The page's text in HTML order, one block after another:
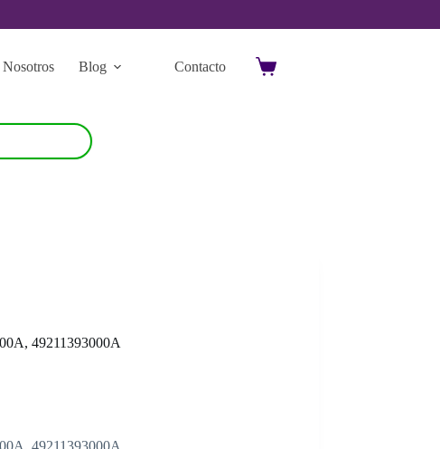
Nosotros Blog Contacto
Carro
49211393000A